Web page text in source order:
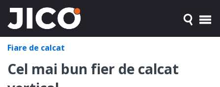
Fiare de calcat
Cel mai bun fier de calcat